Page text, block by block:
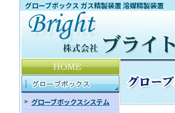
グローブボックス ガス精製装置 溶媒精製装置
グローブボックス
グローブボックスシステム